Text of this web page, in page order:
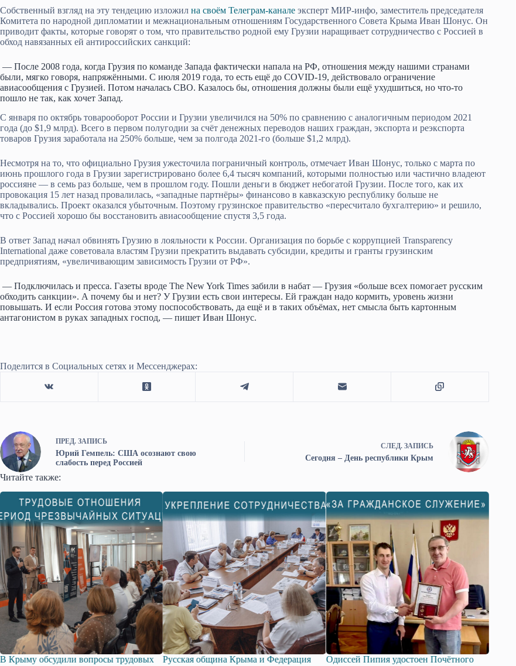
Собственный взгляд на эту тендецию изложил на своём Телеграм-канале эксперт МИР-инфо, заместитель председателя
Комитета по народной дипломатии и межнациональным отношениям Государственного Совета Крыма Иван Шонус. Он
приводит факты, которые говорят о том, что правительство родной ему Грузии наращивает сотрудничество с Россией в
обход навязанных ей антироссийских санкций:
— После 2008 года, когда Грузия по команде Запада фактически напала на РФ, отношения между нашими странами
были, мягко говоря, напряжёнными. С июля 2019 года, то есть ещё до COVID-19, действовало ограничение
авиасообщения с Грузией. Потом началась СВО. Казалось бы, отношения должны были ещё ухудшиться, но что-то
пошло не так, как хочет Запад.
С января по октябрь товарооборот России и Грузии увеличился на 50% по сравнению с аналогичным периодом 2021
года (до $1,9 млрд). Всего в первом полугодии за счёт денежных переводов наших граждан, экспорта и реэкспорта
товаров Грузия заработала на 250% больше, чем за полгода 2021-го (больше $1,2 млрд).
Несмотря на то, что официально Грузия ужесточила пограничный контроль, отмечает Иван Шонус, только с марта по
июнь прошлого года в Грузии зарегистрировано более 6,4 тысяч компаний, которыми полностью или частично владеют
россияне — в семь раз больше, чем в прошлом году. Пошли деньги в бюджет небогатой Грузии. После того, как их
провокация 15 лет назад провалилась, «западные партнёры» финансово в кавказскую республику больше не
вкладывались. Проект оказался убыточным. Поэтому грузинское правительство «пересчитало бухгалтерию» и решило,
что с Россией хорошо бы восстановить авиасообщение спустя 3,5 года.
В ответ Запад начал обвинять Грузию в лояльности к России. Организация по борьбе с коррупцией Transparency
International даже советовала властям Грузии прекратить выдавать субсидии, кредиты и гранты грузинским
предприятиям, «увеличивающим зависимость Грузии от РФ».
— Подключилась и пресса. Газеты вроде The New York Times забили в набат — Грузия «больше всех помогает русским
обходить санкции». А почему бы и нет? У Грузии есть свои интересы. Ей граждан надо кормить, уровень жизни
повышать. И если Россия готова этому поспособствовать, да ещё и в таких объёмах, нет смысла быть картонным
антагонистом в руках западных господ, — пишет Иван Шонус.
Поделится в Социальных сетях и Мессенджерах:
ПРЕД. ЗАПИСЬ
Юрий Гемпель: США осознают свою
слабость перед Россией
СЛЕД. ЗАПИСЬ
Сегодня – День республики Крым
Читайте также:
трудовых
Русская община Крыма и Федерация
Одиссей Пипия удостоен Почётного
Госдума приняла в первом чтении